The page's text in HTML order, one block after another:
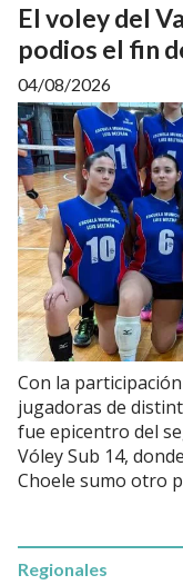
El voley del
podios el fin
04/08/2026
Con la
jugadoras de
fue epicentro del
Vóley Sub 14,
Choele sumo otro
Regionales